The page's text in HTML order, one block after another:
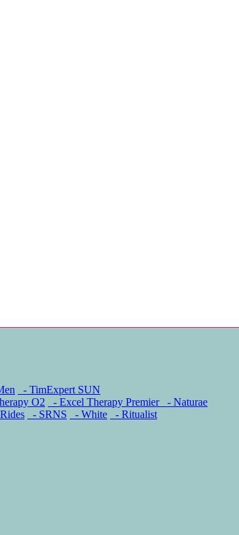
- TimExpert SUN
O2 - Excel Therapy Premier
- Naturae
- SRNS - White
- Ritualist